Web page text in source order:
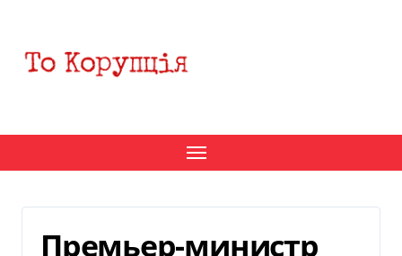
содержанию
Премьер-министр